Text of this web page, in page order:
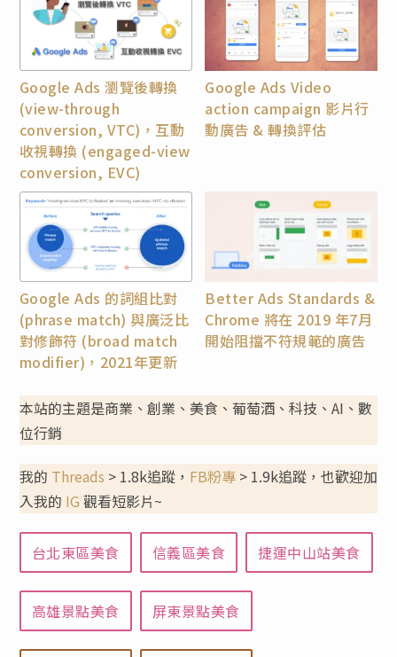
Google Ads 瀏覽後轉換
(view-through
conversion, VTC)，互動
收視轉換 (engaged-view
conversion, EVC)
Google Ads Video
action campaign 影片行
動廣告 & 轉換評估
Google Ads 的詞組比對
(phrase match) 與廣泛比
對修飾符 (broad match
modifier)，2021年更新
Better Ads Standards &
Chrome 將在 2019 年7月
開始阻擋不符規範的廣告
本站的主題是商業、創業、美食、葡萄酒、科技、AI、數
位行銷
我的 Threads > 1.8k追蹤， FB粉專> 1.9k追蹤，也歡迎加
入我的 IG 觀看短影片~
台北東區美食 信義區美食 捷運中山站美食
高雄景點美食 屏東景點美食